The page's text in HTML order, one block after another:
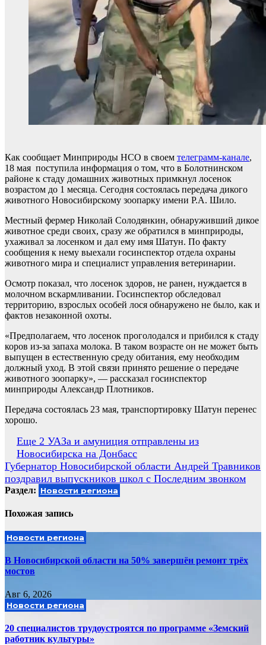
Как сообщает Минприроды НСО в своем телеграмм-канале,
18 мая поступила информация о том, что в Болотнинском
районе к стаду домашних животных примкнул лосенок
возрастом до 1 месяца. Сегодня состоялась передача дикого
животного Новосибирскому зоопарку имени Р.А. Шило.
Местный фермер Николай Солодянкин, обнаруживший дикое
животное среди своих, сразу же обратился в минприроды,
ухаживал за лосенком и дал ему имя Шатун. По факту
сообщения к нему выехали госинспектор отдела охраны
животного мира и специалист управления ветеринарии.
Осмотр показал, что лосенок здоров, не ранен, нуждается в
молочном вскармливании. Госинспектор обследовал
территорию, взрослых особей лося обнаружено не было, как и
фактов незаконной охоты.
«Предполагаем, что лосенок проголодался и прибился к стаду
коров из-за запаха молока. В таком возрасте он не может быть
выпущен в естественную среду обитания, ему необходим
должный уход. В этой связи принято решение о передаче
животного зоопарку», — рассказал госинспектор
минприроды Александр Плотников.
Передача состоялась 23 мая, транспортировку Шатун перенес
хорошо.
Навигация
по
записям
Еще 2 УАЗа и амуниция отправлены из
Новосибирска на Донбасс
Губернатор Новосибирской области Андрей Травников
поздравил выпускников школ с Последним звонком
Раздел: Новости региона
Похожая запись
Новости региона
В Новосибирской области на 50% завершён ремонт трёх
мостов
Авг 6, 2026
Новости региона
20 специалистов трудоустроятся по программе «Земский
работник культуры»